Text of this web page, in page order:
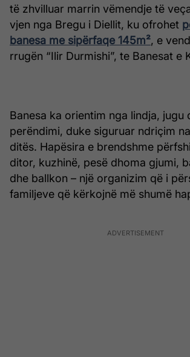
të zhvilluar marrin vëmendje të
vjen nga Bregu i Diellit, ku ofrohet
banesa me sipërfaqe 145m², e
rrugën “Ilir Durmishi”, te Banesat e
Banesa ka orientim nga lindja, jugu
perëndimi, duke siguruar ndriçim
ditës. Hapësira e brendshme
ditor, kuzhinë, pesë dhoma gjumi,
dhe ballkon – një organizim që i
familjeve që kërkojnë më shumë